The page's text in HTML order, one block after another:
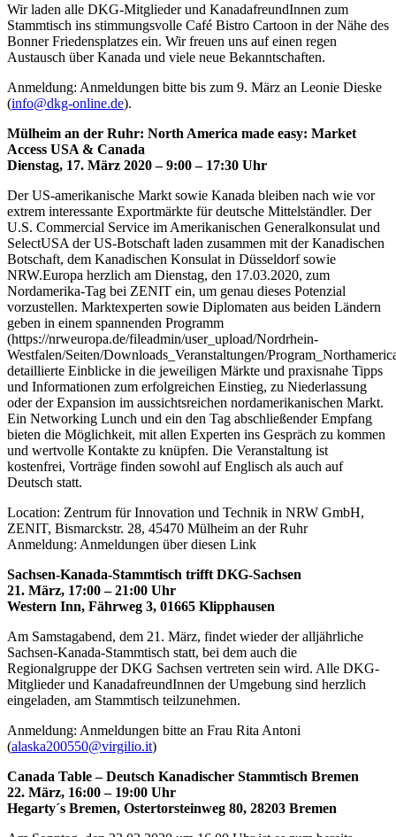
Wir laden alle DKG-Mitglieder und KanadafreundInnen zum
Stammtisch ins stimmungsvolle Café Bistro Cartoon in der Nähe des
Bonner Friedensplatzes ein. Wir freuen uns auf einen regen
Austausch über Kanada und viele neue Bekanntschaften.
Anmeldung: Anmeldungen bitte bis zum 9. März an Leonie Dieske
(info@dkg-online.de).
Mülheim an der Ruhr: North America made easy: Market
Access USA & Canada
Dienstag, 17. März 2020 – 9:00 – 17:30 Uhr
Der US-amerikanische Markt sowie Kanada bleiben nach wie vor
extrem interessante Exportmärkte für deutsche Mittelständler. Der
U.S. Commercial Service im Amerikanischen Generalkonsulat und
SelectUSA der US-Botschaft laden zusammen mit der Kanadischen
Botschaft, dem Kanadischen Konsulat in Düsseldorf sowie
NRW.Europa herzlich am Dienstag, den 17.03.2020, zum
Nordamerika-Tag bei ZENIT ein, um genau dieses Potenzial
vorzustellen. Marktexperten sowie Diplomaten aus beiden Ländern
geben in einem spannenden Programm
(https://nrweuropa.de/fileadmin/user_upload/Nordrhein-
Westfalen/Seiten/Downloads_Veranstaltungen/
detaillierte Einblicke in die jeweiligen Märkte und praxisnahe Tipps
und Informationen zum erfolgreichen Einstieg, zu Niederlassung
oder der Expansion im aussichtsreichen nordamerikanischen Markt.
Ein Networking Lunch und ein den Tag abschließender Empfang
bieten die Möglichkeit, mit allen Experten ins Gespräch zu kommen
und wertvolle Kontakte zu knüpfen. Die Veranstaltung ist
kostenfrei, Vorträge finden sowohl auf Englisch als auch auf
Deutsch statt.
Location: Zentrum für Innovation und Technik in NRW GmbH,
ZENIT, Bismarckstr. 28, 45470 Mülheim an der Ruhr
Anmeldung: Anmeldungen über diesen Link
Sachsen-Kanada-Stammtisch trifft DKG-Sachsen
21. März, 17:00 – 21:00 Uhr
Western Inn, Fährweg 3, 01665 Klipphausen
Am Samstagabend, dem 21. März, findet wieder der alljährliche
Sachsen-Kanada-Stammtisch statt, bei dem auch die
Regionalgruppe der DKG Sachsen vertreten sein wird. Alle DKG-
Mitglieder und KanadafreundInnen der Umgebung sind herzlich
eingeladen, am Stammtisch teilzunehmen.
Anmeldung: Anmeldungen bitte an Frau Rita Antoni
(alaska200550@virgilio.it)
Canada Table – Deutsch Kanadischer Stammtisch Bremen
22. März, 16:00 – 19:00 Uhr
Hegarty´s Bremen, Ostertorsteinweg 80, 28203 Bremen